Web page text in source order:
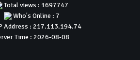
Total views : 1697747
Who's Online : 7
Address : 217.113.194.74
Time : 2026-08-08